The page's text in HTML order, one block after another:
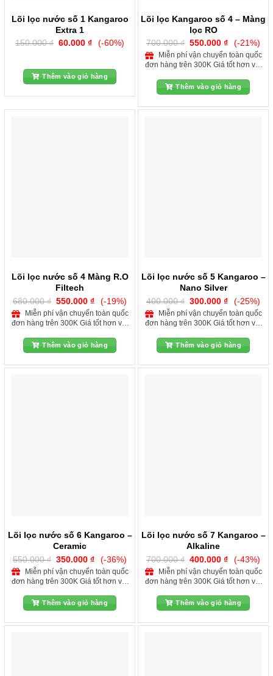
Lõi lọc nước số 1 Kangaroo
Extra 1
150.000₫ Giá
60.000₫Giá
hiện
60.000 ₫.
(-60%)
Thêm vào giỏ hàng
Lõi lọc Kangaroo số 4 – Màng
lọc RO
700.000₫ Giá
gốc
là:
700.000 ₫.
550.000₫Giá
hiện
tại
là:
(-21%)
đơn hàng trên 300K Giá tốt hơn với
Thêm vào giỏ hàng
Lõi lọc nước số 4 Màng R.O
Filtech
680.000₫ Giá
gốc
là:
680.000 ₫.
550.000₫Giá
hiện
tại
là:
(-19%)
đơn hàng trên 300K Giá tốt hơn với
Thêm vào giỏ hàng
Lõi lọc nước số 5 Kangaroo –
Nano Silver
400.000₫ Giá
gốc
là:
400.000 ₫.
300.000₫Giá
hiện
tại
là:
(-25%)
đơn hàng trên 300K Giá tốt hơn với
Thêm vào giỏ hàng
Lõi lọc nước số 6 Kangaroo –
Ceramic
550.000₫ Giá
gốc
là:
550.000 ₫.
350.000₫Giá
hiện
tại
là:
(-36%)
đơn hàng trên 300K Giá tốt hơn với
Thêm vào giỏ hàng
Lõi lọc nước số 7 Kangaroo –
Alkaline
700.000₫ Giá
gốc
là:
700.000 ₫.
400.000₫Giá
hiện
tại
là:
(-43%)
đơn hàng trên 300K Giá tốt hơn với
Thêm vào giỏ hàng